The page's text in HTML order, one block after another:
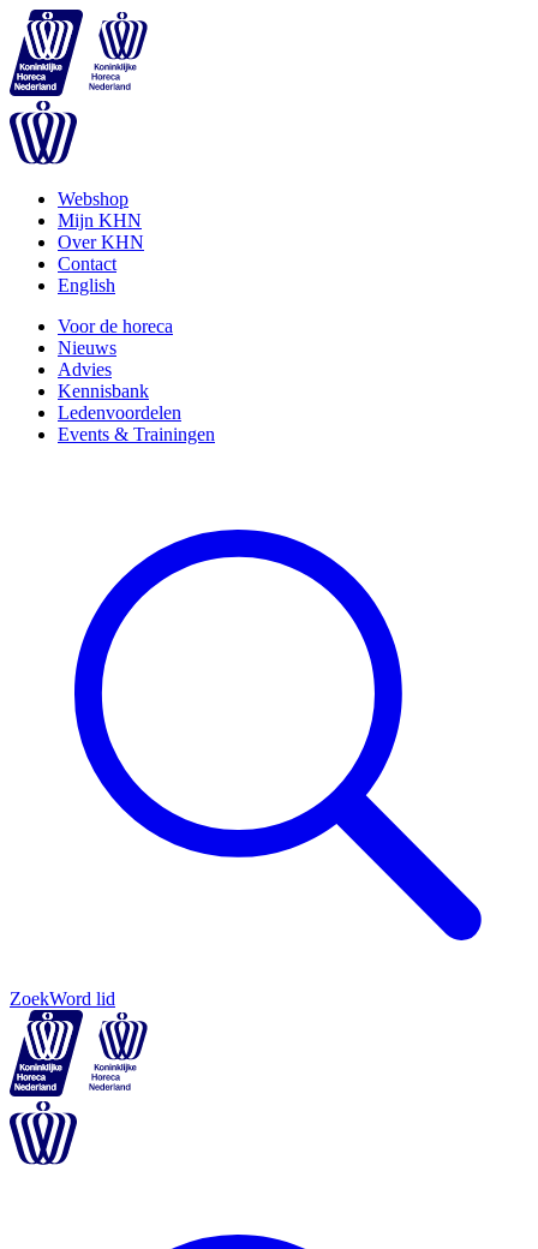
Webshop
Mijn KHN
Over KHN
Contact
English
Voor de horeca
Nieuws
Advies
Kennisbank
Ledenvoordelen
Events & Trainingen
ZoekWord lid